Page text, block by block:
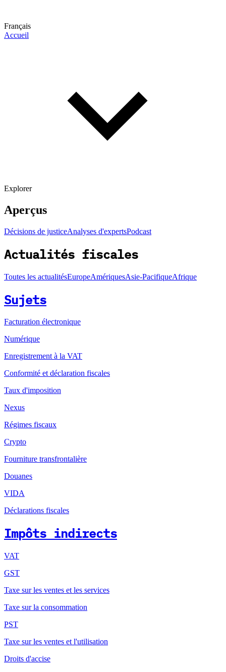
Français
Accueil
Explorer
Aperçus
Décisions de justiceAnalyses d'expertsPodcast
Actualités fiscales
Toutes les actualitésEuropeAmériquesAsie-PacifiqueAfrique
Sujets
Facturation électronique
Numérique
Enregistrement à la VAT
Conformité et déclaration fiscales
Taux d'imposition
Nexus
Régimes fiscaux
Crypto
Fourniture transfrontalière
Douanes
VIDA
Déclarations fiscales
Impôts indirects
VAT
GST
Taxe sur les ventes et les services
Taxe sur la consommation
PST
Taxe sur les ventes et l'utilisation
Droits d'accise